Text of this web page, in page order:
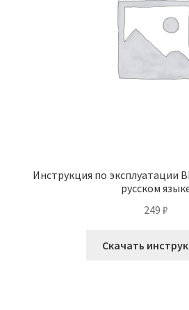
Инструкция по эксплуатации
русском
249 ₽
Скачать